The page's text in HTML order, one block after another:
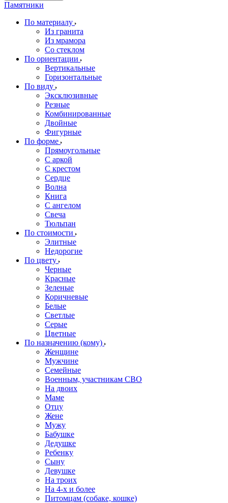
Памятники
По материалу
Из гранита
Из мрамора
Со стеклом
По ориентации
Вертикальные
Горизонтальные
По виду
Эксклюзивные
Резные
Комбинированные
Двойные
Фигурные
По форме
Прямоугольные
С аркой
С крестом
Сердце
Волна
Книга
С ангелом
Свеча
Тюльпан
По стоимости
Элитные
Недорогие
По цвету
Черные
Красные
Зеленые
Коричневые
Белые
Светлые
Серые
Цветные
По назначению (кому)
Женщине
Мужчине
Семейные
Военным, участникам СВО
На двоих
Маме
Отцу
Жене
Мужу
Бабушке
Дедушке
Ребенку
Сыну
Девушке
На троих
На 4-х и более
Питомцам (собаке, кошке)